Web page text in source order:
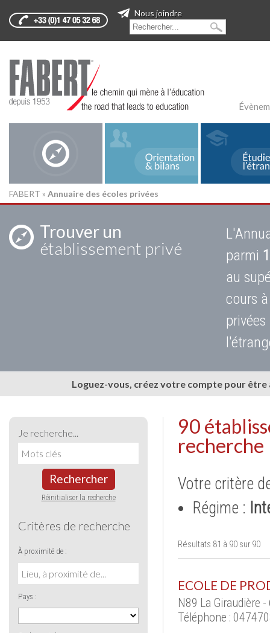
Nous joindre
FABERT » Annuaire des écoles privées
Trouver un
établissement privé
parmi
au
cours
Loguez-vous, créez votre compte pour
Je recherche...
Rechercher
Réinitialiser la recherche
Critères de recherche
À proximité de :
Pays :
90
recherche
Votre critère
Régime :
Résultats 81 à 90 sur 90
ECOLE DE
N89 La Giraudière
Téléphone :